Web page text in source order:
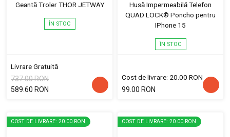
Geantă Troler THOR JETWAY
ÎN STOC
Livrare Gratuită
737.00 RON
589.60 RON
Husă Impermeabilă Telefon
QUAD LOCK® Poncho pentru
IPhone 15
ÎN STOC
Cost de livrare: 20.00 RON
99.00 RON
COST DE LIVRARE: 20.00 RON COST DE LIVRARE: 20.00 RON